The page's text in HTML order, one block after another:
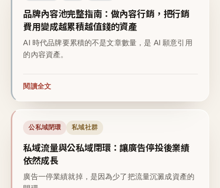
品牌內容池完整指南：做內容行銷，把行銷
費用變成越累積越值錢的資產
AI 時代品牌要累積的不是文章數量，是 AI 願意引用
的內容資產。
閱讀全文
公私域閉環 私域社群
私域流量與公私域閉環：讓廣告停投後業績
依然成長
廣告一停業績就掉，是因為少了把流量沉澱成資產的